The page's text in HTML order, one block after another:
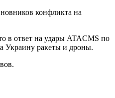
в ответ на удары ATACMS по
ракеты и дроны.